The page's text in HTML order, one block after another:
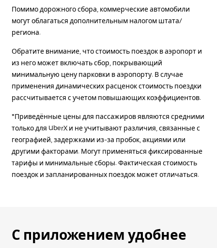
Помимо дорожного сбора, коммерческие автомобили
могут облагаться дополнительным налогом штата/
региона.
Обратите внимание, что стоимость поездок в аэропорт и
из него может включать сбор, покрывающий
минимальную цену парковки в аэропорту. В случае
применения динамических расценок стоимость поездки
рассчитывается с учетом повышающих коэффициентов.
*Приведённые цены для пассажиров являются средними
только для UberX и не учитывают различия, связанные с
географией, задержками из-за пробок, акциями или
другими факторами. Могут применяться фиксированные
тарифы и минимальные сборы. Фактическая стоимость
поездок и запланированных поездок может отличаться.
С приложением удобнее